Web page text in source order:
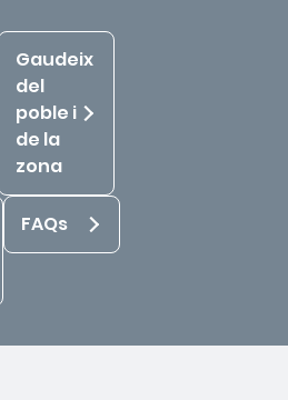
Gaudeix
del
poble i
de la
zona
FAQs